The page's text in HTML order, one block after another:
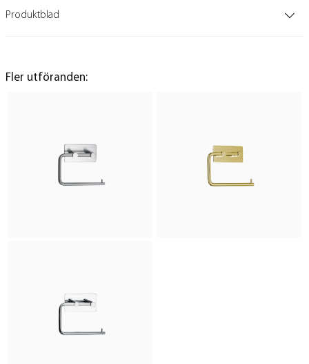
Produktblad
Fler utföranden: